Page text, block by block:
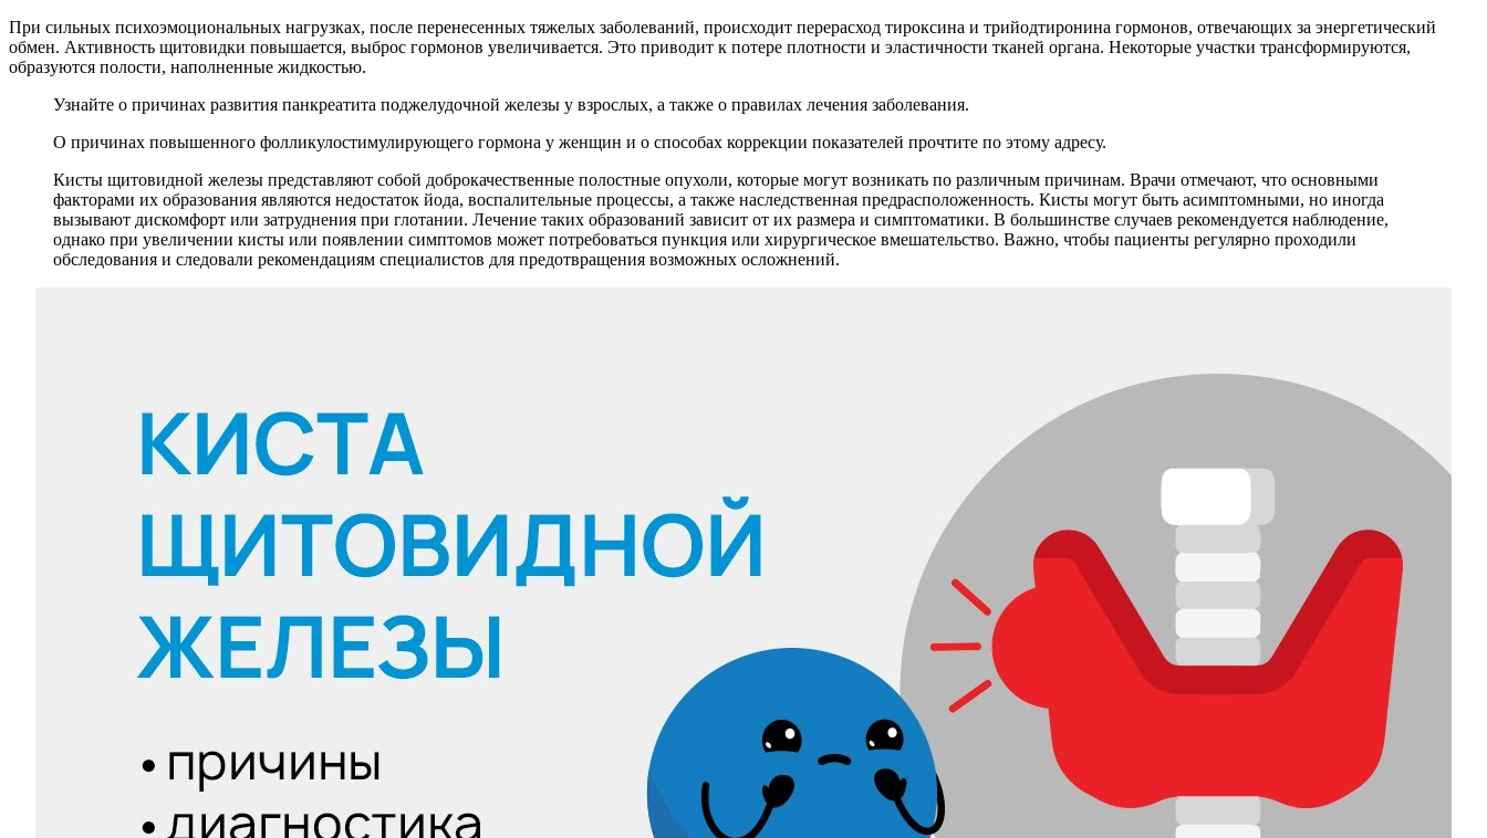
При сильных психоэмоциональных нагрузках, после перенесенных тяжелых заболеваний, происходит перерасход тироксина и трийодтиронина гормонов, отвечающих за энергетический
обмен. Активность щитовидки повышается, выброс гормонов увеличивается. Это приводит к потере плотности и эластичности тканей органа. Некоторые участки трансформируются,
образуются полости, наполненные жидкостью.
Узнайте о причинах развития панкреатита поджелудочной железы у взрослых, а также о правилах лечения заболевания.
О причинах повышенного фолликулостимулирующего гормона у женщин и о способах коррекции показателей прочтите по этому адресу.
Кисты щитовидной железы представляют собой доброкачественные полостные опухоли, которые могут возникать по различным причинам. Врачи отмечают, что основными
факторами их образования являются недостаток йода, воспалительные процессы, а также наследственная предрасположенность. Кисты могут быть асимптомными, но иногда
вызывают дискомфорт или затруднения при глотании. Лечение таких образований зависит от их размера и симптоматики. В большинстве случаев рекомендуется наблюдение,
однако при увеличении кисты или появлении симптомов может потребоваться пункция или хирургическое вмешательство. Важно, чтобы пациенты регулярно проходили
обследования и следовали рекомендациям специалистов для предотвращения возможных осложнений.